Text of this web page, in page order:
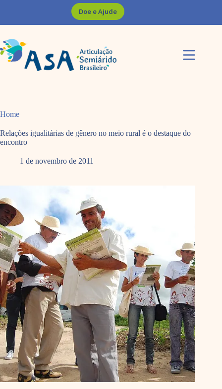
Doe e Ajude
Home
Relações igualitárias de gênero no meio rural é o destaque do
encontro
1 de novembro de 2011